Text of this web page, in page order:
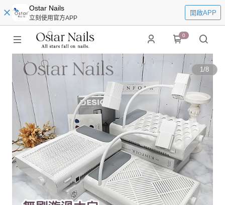
Ostar Nails
立刻使用官方APP
開啟APP
0
1/8